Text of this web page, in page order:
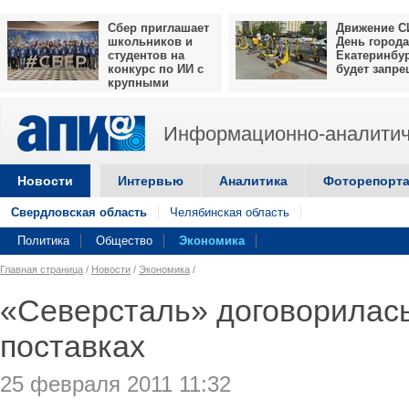
Сбер приглашает
школьников и
студентов на
конкурс по ИИ с
крупными
Движение
День города
будет
Информационно-
Новости Интервью Аналитика
Свердловская область Челябинская область
Политика Общество Экономика
Главная страница / Новости / Экономика /
«Северсталь»
поставках
25 февраля 2011 11:32